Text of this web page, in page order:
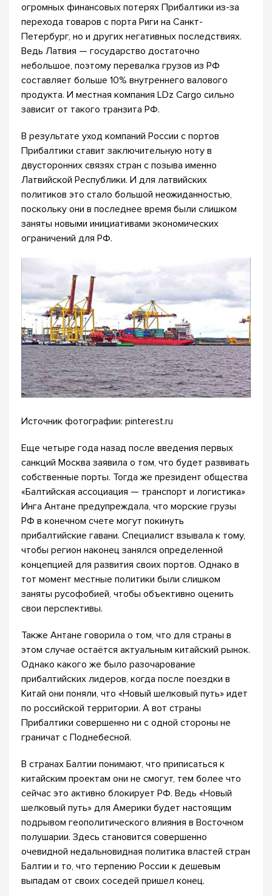
огромных финансовых потерях Прибалтики из-за
перехода товаров с порта Риги на Санкт-
Петербург, но и других негативных последствиях.
Ведь Латвия — государство достаточно
небольшое, поэтому перевалка грузов из РФ
составляет больше 10% внутреннего валового
продукта. И местная компания LDz Cargo сильно
зависит от такого транзита РФ.
В результате уход компаний России с портов
Прибалтики ставит заключительную ноту в
двусторонних связях стран с позыва именно
Латвийской Республики. И для латвийских
политиков это стало большой неожиданностью,
поскольку они в последнее время были слишком
заняты новыми инициативами экономических
ограничений для РФ.
Источник фотографии: pinterest.ru
Еще четыре года назад после введения первых
санкций Москва заявила о том, что будет развивать
собственные порты. Тогда же президент общества
«Балтийская ассоциация — транспорт и логистика»
Инга Антане предупреждала, что морские грузы
РФ в конечном счете могут покинуть
прибалтийские гавани. Специалист взывала к тому,
чтобы регион наконец занялся определенной
концепцией для развития своих портов. Однако в
тот момент местные политики были слишком
заняты русофобией, чтобы объективно оценить
свои перспективы.
Также Антане говорила о том, что для страны в
этом случае остаётся актуальным китайский рынок.
Однако какого же было разочарование
прибалтийских лидеров, когда после поездки в
Китай они поняли, что «Новый шелковый путь» идет
по российской территории. А вот страны
Прибалтики совершенно ни с одной стороны не
граничат с Поднебесной.
В странах Балтии понимают, что приписаться к
китайским проектам они не смогут, тем более что
сейчас это активно блокирует РФ. Ведь «Новый
шелковый путь» для Америки будет настоящим
подрывом геополитического влияния в Восточном
полушарии. Здесь становится совершенно
очевидной недальновидная политика властей стран
Балтии и то, что терпению России к дешевым
выпадам от своих соседей пришел конец.